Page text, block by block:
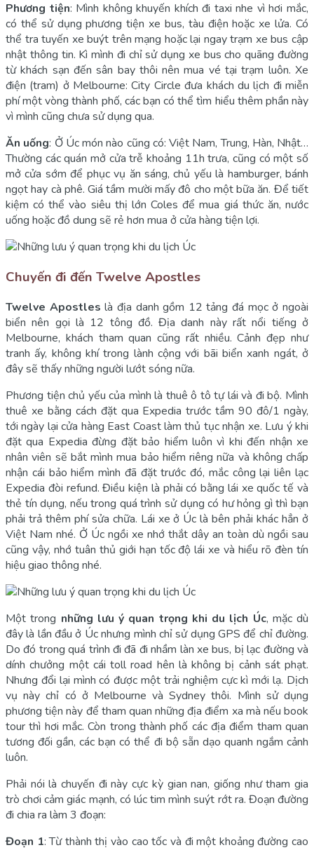
Phương tiện: Mình không khuyến khích đi taxi nhe vì hơi mắc,
có thể sử dụng phương tiện xe bus, tàu điện hoặc xe lửa. Có
thể tra tuyến xe buýt trên mạng hoặc lại ngay trạm xe bus cập
nhật thông tin. Kì mình đi chỉ sử dụng xe bus cho quãng đường
từ khách sạn đến sân bay thôi nên mua vé tại trạm luôn. Xe
điện (tram) ở Melbourne: City Circle đưa khách du lịch đi miễn
phí một vòng thành phố, các bạn có thể tìm hiểu thêm phần này
vì mình cũng chưa sử dụng qua.
Ăn uống: Ở Úc món nào cũng có: Việt Nam, Trung, Hàn, Nhật…
Thường các quán mở cửa trễ khoảng 11h trưa, cũng có một số
mở cửa sớm để phục vụ ăn sáng, chủ yếu là hamburger, bánh
ngọt hay cà phê. Giá tầm mười mấy đô cho một bữa ăn. Để tiết
kiệm có thể vào siêu thị lớn Coles để mua giá thức ăn, nước
uống hoặc đồ dung sẽ rẻ hơn mua ở cửa hàng tiện lợi.
Chuyến đi đến Twelve Apostles
Twelve Apostles là địa danh gồm 12 tảng đá mọc ở ngoài
biển nên gọi là 12 tông đồ. Địa danh này rất nổi tiếng ở
Melbourne, khách tham quan cũng rất nhiều. Cảnh đẹp như
tranh ấy, không khí trong lành cộng với bãi biển xanh ngát, ở
đây sẽ thấy những người lướt sóng nữa.
Phương tiện chủ yếu của mình là thuê ô tô tự lái và đi bộ. Mình
thuê xe bằng cách đặt qua Expedia trước tầm 90 đô/1 ngày,
tới ngày lại cửa hàng East Coast làm thủ tục nhận xe. Lưu ý khi
đặt qua Expedia đừng đặt bảo hiểm luôn vì khi đến nhận xe
nhân viên sẽ bắt mình mua bảo hiểm riêng nữa và không chấp
nhận cái bảo hiểm mình đã đặt trước đó, mắc công lại liên lạc
Expedia đòi refund. Điều kiện là phải có bằng lái xe quốc tế và
thẻ tín dụng, nếu trong quá trình sử dụng có hư hỏng gì thì bạn
phải trả thêm phí sửa chữa. Lái xe ở Úc là bên phải khác hẳn ở
Việt Nam nhé. Ở Úc ngồi xe nhớ thắt dây an toàn dù ngồi sau
cũng vậy, nhớ tuân thủ giới hạn tốc độ lái xe và hiểu rõ đèn tín
hiệu giao thông nhé.
Một trong những lưu ý quan trọng khi du lịch Úc, mặc dù
đây là lần đầu ở Úc nhưng mình chỉ sử dụng GPS để chỉ đường.
Do đó trong quá trình đi đã đi nhầm làn xe bus, bị lạc đường và
dính chưởng một cái toll road hên là không bị cảnh sát phạt.
Nhưng đổi lại mình có được một trải nghiệm cực kì mới lạ. Dịch
vụ này chỉ có ở Melbourne và Sydney thôi. Mình sử dụng
phương tiện này để tham quan những địa điểm xa mà nếu book
tour thì hơi mắc. Còn trong thành phố các địa điểm tham quan
tương đối gần, các bạn có thể đi bộ sẵn dạo quanh ngắm cảnh
luôn.
Phải nói là chuyến đi này cực kỳ gian nan, giống như tham gia
trò chơi cảm giác mạnh, có lúc tim mình suýt rớt ra. Đoạn đường
đi chia ra làm 3 đoạn:
Đoạn 1: Từ thành thị vào cao tốc và đi một khoảng đường cao